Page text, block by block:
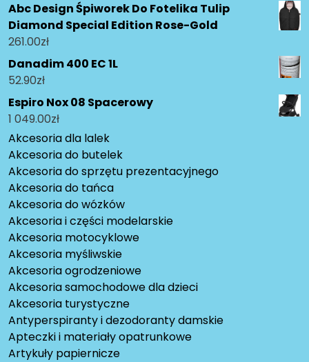
Abc Design Śpiworek Do Fotelika Tulip
Diamond Special Edition Rose-Gold
261.00zł
Danadim 400 EC 1L
52.90zł
Espiro Nox 08 Spacerowy
1 049.00zł
Akcesoria dla lalek
Akcesoria do butelek
Akcesoria do sprzętu prezentacyjnego
Akcesoria do tańca
Akcesoria do wózków
Akcesoria i części modelarskie
Akcesoria motocyklowe
Akcesoria myśliwskie
Akcesoria ogrodzeniowe
Akcesoria samochodowe dla dzieci
Akcesoria turystyczne
Antyperspiranty i dezodoranty damskie
Apteczki i materiały opatrunkowe
Artykuły papiernicze